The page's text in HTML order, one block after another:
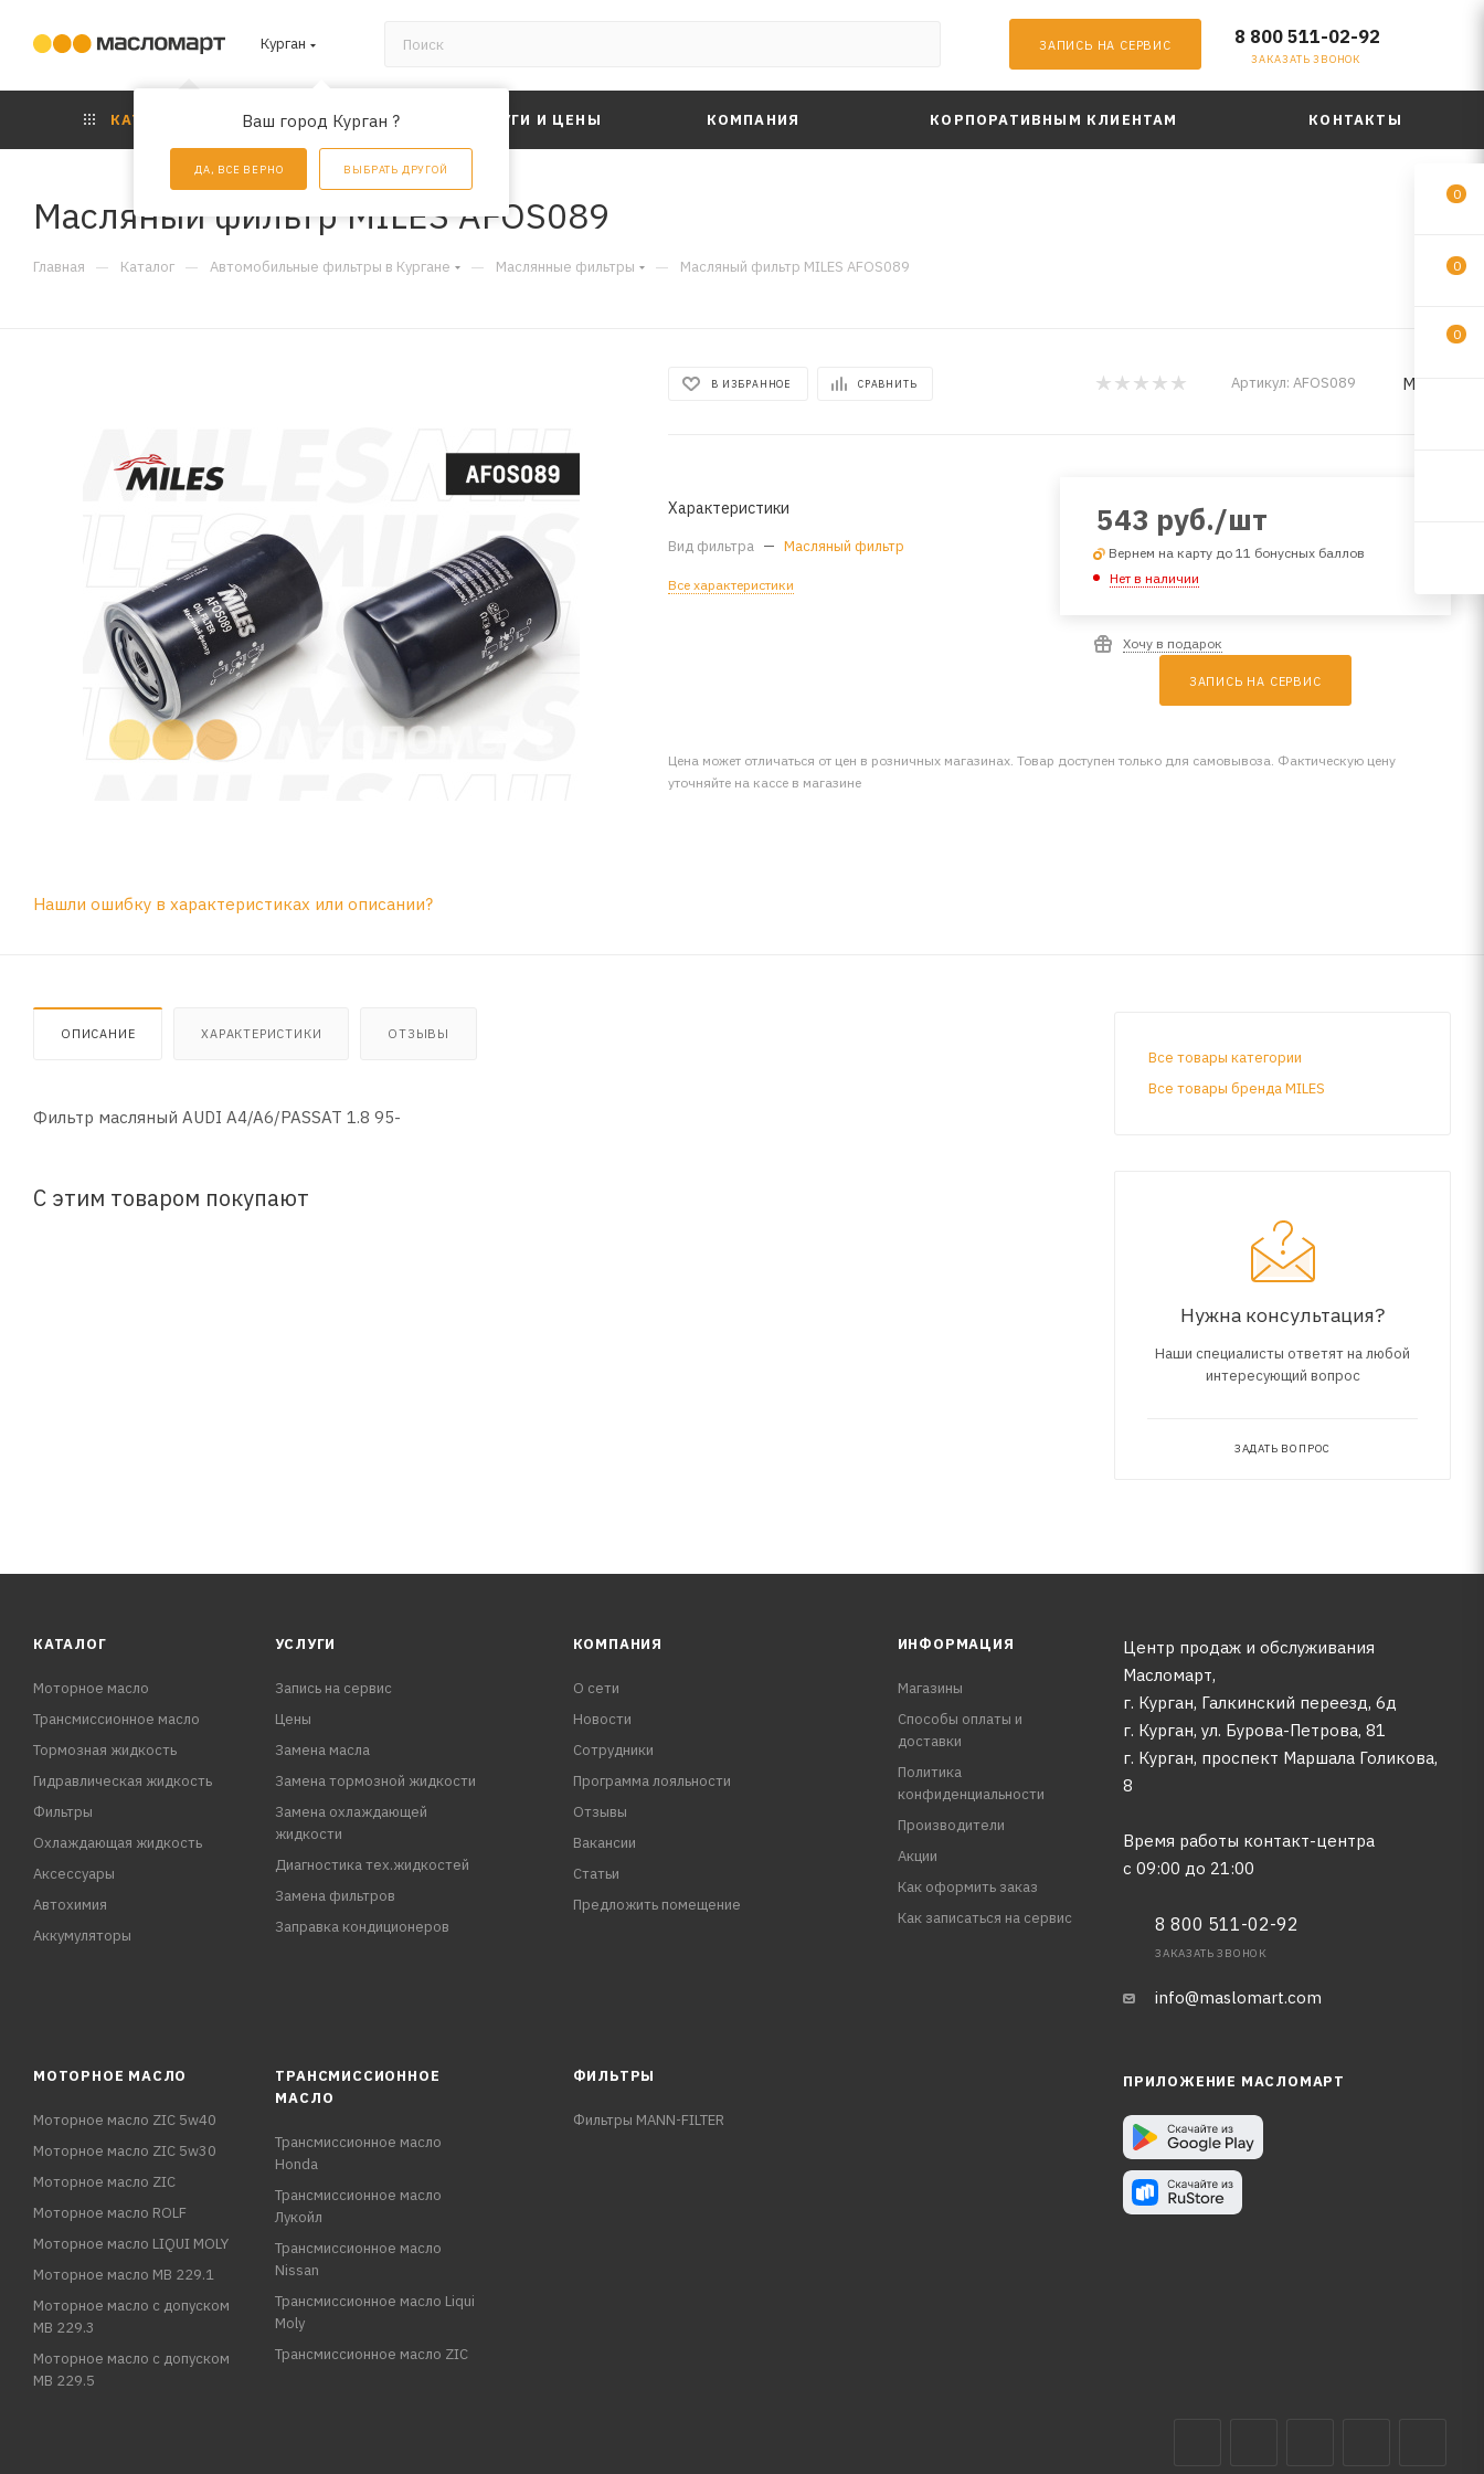
Курган
Ваш город Курган ?
ДА, ВСЕ ВЕРНО ВЫБРАТЬ ДРУГОЙ
ЗАПИСЬ НА СЕРВИС 8 800 511-02-92
ЗАКАЗАТЬ ЗВОНОК
КАТАЛОГ АКЦИИ УСЛУГИ И ЦЕНЫ КОМПАНИЯ КОРПОРАТИВНЫМ КЛИЕНТАМ КОНТАКТЫ
Масляный фильтр MILES AFOS089
Главная — Каталог — Автомобильные фильтры в Кургане — Маслянные фильтры — Масляный фильтр MILES AFOS089
В ИЗБРАННОЕ СРАВНИТЬ Артикул: AFOS089 MILES
Характеристики
Вид фильтра — Масляный фильтр
Все характеристики
543 руб./шт
Вернем на карту до 11 бонусных баллов
Нет в наличии
Хочу в подарок
ЗАПИСЬ НА СЕРВИС
Цена может отличаться от цен в розничных магазинах. Товар доступен только для самовывоза. Фактическую цену
уточняйте на кассе в магазине
Нашли ошибку в характеристиках или описании?
ОПИСАНИЕ ХАРАКТЕРИСТИКИ ОТЗЫВЫ
Фильтр масляный AUDI A4/A6/PASSAT 1.8 95-
С этим товаром покупают
Все товары категории
Все товары бренда MILES
Нужна консультация?
Наши специалисты ответят на любой
интересующий вопрос
ЗАДАТЬ ВОПРОС
КАТАЛОГ
Моторное масло
Трансмиссионное масло
Тормозная жидкость
Гидравлическая жидкость
Фильтры
Охлаждающая жидкость
Аксессуары
Автохимия
Аккумуляторы
УСЛУГИ
Запись на сервис
Цены
Замена масла
Замена тормозной жидкости
Замена охлаждающей
жидкости
Диагностика тех.жидкостей
Замена фильтров
Заправка кондиционеров
КОМПАНИЯ
О сети
Новости
Сотрудники
Программа лояльности
Отзывы
Вакансии
Статьи
Предложить помещение
ИНФОРМАЦИЯ
Магазины
Способы оплаты и
доставки
Политика
конфиденциальности
Производители
Акции
Как оформить заказ
Как записаться на сервис
Центр продаж и обслуживания
Масломарт,
г. Курган, Галкинский переезд, 6д
г. Курган, ул. Бурова-Петрова, 81
г. Курган, проспект Маршала Голикова,
8
Время работы контакт-центра
с 09:00 до 21:00
8 800 511-02-92
ЗАКАЗАТЬ ЗВОНОК
info@maslomart.com
МОТОРНОЕ МАСЛО
Моторное масло ZIC 5w40
Моторное масло ZIC 5w30
Моторное масло ZIC
Моторное масло ROLF
Моторное масло LIQUI MOLY
Моторное масло MB 229.1
Моторное масло с допуском
MB 229.3
Моторное масло с допуском
MB 229.5
ТРАНСМИССИОННОЕ
МАСЛО
Трансмиссионное масло
Honda
Трансмиссионное масло
Лукойл
Трансмиссионное масло
Nissan
Трансмиссионное масло Liqui
Moly
Трансмиссионное масло ZIC
ФИЛЬТРЫ
Фильтры MANN-FILTER
ПРИЛОЖЕНИЕ МАСЛОМАРТ
0
0
0